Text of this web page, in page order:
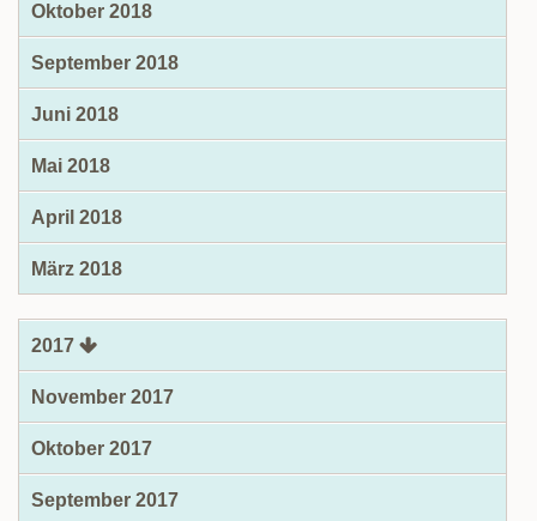
Oktober 2018
September 2018
Juni 2018
Mai 2018
April 2018
März 2018
2017
November 2017
Oktober 2017
September 2017